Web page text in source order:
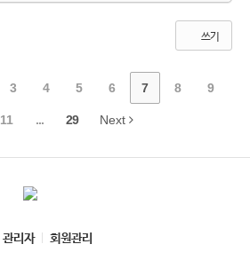
쓰기
3 4 5 6 7 8 9
11 ... 29 Next
관리자 회원관리